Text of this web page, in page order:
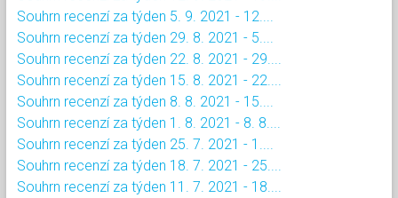
Souhrn recenzí za týden 5. 9. 2021 - 12....
Souhrn recenzí za týden 29. 8. 2021 - 5....
Souhrn recenzí za týden 22. 8. 2021 - 29....
Souhrn recenzí za týden 15. 8. 2021 - 22....
Souhrn recenzí za týden 8. 8. 2021 - 15....
Souhrn recenzí za týden 1. 8. 2021 - 8. 8....
Souhrn recenzí za týden 25. 7. 2021 - 1....
Souhrn recenzí za týden 18. 7. 2021 - 25....
Souhrn recenzí za týden 11. 7. 2021 - 18....